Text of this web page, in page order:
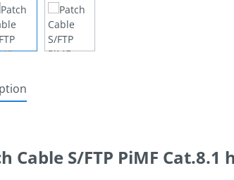
Cable S/FTP PiMF